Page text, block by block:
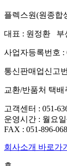
플렉스원(원종합
대표 : 원정환 부
사업자등록번호 :
통신판매업신고
교환/반품처 택
고객센터 : 051-
운영시간 : 월요
FAX : 051-896-
회사소개 바로가기